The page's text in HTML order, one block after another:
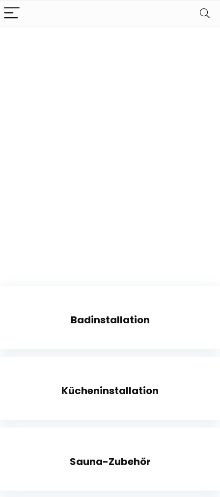
Badinstallation
Kücheninstallation
Sauna-Zubehör